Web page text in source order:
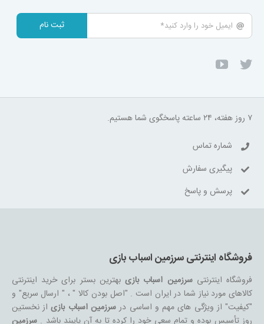
ثبت نام
۷ روز هفته، ۲۴ ساعته پاسخگوی شما هستیم.
شماره تماس
پیگیری سفارش
پرسش و پاسخ
فروشگاه اینترنتی سرزمین اسباب بازی
فروشگاه اینترنتیسرزمین اسباب بازیبهترین بستر برای خرید اینترنتی
کالاهای مورد نیاز شما در ایران است . "اصل بودن کالا " ، " ارسال سریع" و
"کیفیت" از ویژگی های مهم و اساسی در سرزمین اسباب بازیاز نخستین
روز تأسیس بوده و تمام سعی خود را کرده تا به آن پایبند باشد .سرزمین